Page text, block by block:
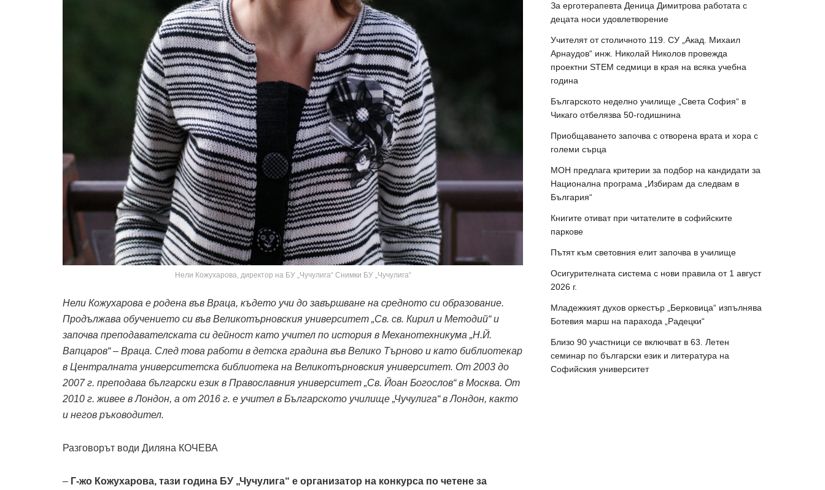
Нели Кожухарова, директор на БУ „Чучулига“ Снимки БУ „Чучулига“
Нели Кожухарова е родена във Враца, където учи до завършване на средното си образование.
Продължава обучението си във Великотърновския университет „Св. св. Кирил и Методий“ и
започва преподавателската си дейност като учител по история в Механотехникума „Н.Й.
Вапцаров“ – Враца. След това работи в детска градина във Велико Търново и като библиотекар
в Централната университетска библиотека на Великотърновския университет. От 2003 до
2007 г. преподава български език в Православния университет „Св. Йоан Богослов“ в Москва. От
2010 г. живее в Лондон, а от 2016 г. е учител в Българското училище „Чучулига“ в Лондон, както
и негов ръководител.
Разговорът води Диляна КОЧЕВА
– Г-жо Кожухарова, тази година БУ „Чучулига“ е организатор на конкурса по четене за
За ерготерапевта Деница Димитрова работата с
децата носи удовлетворение
Учителят от столичното 119. СУ „Акад. Михаил
Арнаудов“ инж. Николай Николов провежда
проектни STEM седмици в края на всяка учебна
година
Българското неделно училище „Света София“ в
Чикаго отбелязва 50-годишнина
Приобщаването започва с отворена врата и хора с
големи сърца
МОН предлага критерии за подбор на кандидати за
Национална програма „Избирам да следвам в
България“
Книгите отиват при читателите в софийските
паркове
Пътят към световния елит започва в училище
Осигурителната система с нови правила от 1 август
2026 г.
Младежкият духов оркестър „Берковица“ изпълнява
Ботевия марш на парахода „Радецки“
Близо 90 участници се включват в 63. Летен
семинар по български език и литература на
Софийския университет